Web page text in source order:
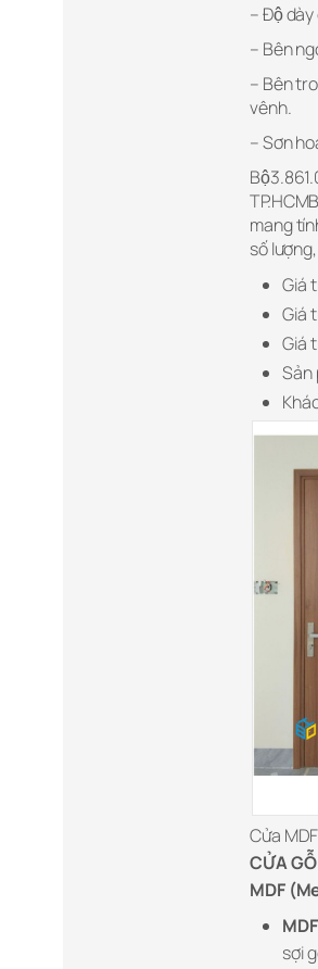
– Độ
– Bên
– Bên
vênh.
– Sơn
mang
số
Giá
Giá
Giá
Sản
Cửa
CỬA
MDF
MDF
sợi